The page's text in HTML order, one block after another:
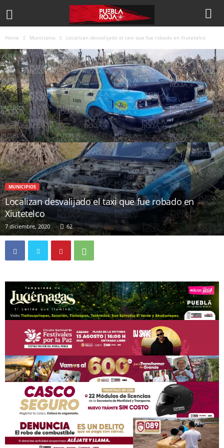
Home Municipios Localizan desvalijado el taxi que fue robado en Xiutetelco
MUNICIPIOS
Localizan desvalijado el taxi que fue robado en
Xiutetelco
7 diciembre, 2020 62